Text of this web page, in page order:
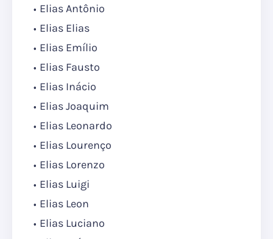
Elias Antônio
Elias Elias
Elias Emílio
Elias Fausto
Elias Inácio
Elias Joaquim
Elias Leonardo
Elias Lourenço
Elias Lorenzo
Elias Luigi
Elias Leon
Elias Luciano